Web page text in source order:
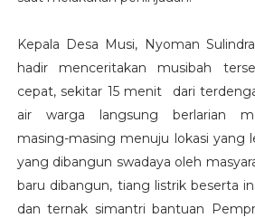
Kepala Desa Musi, Nyoman
hadir menceritakan musibah
cepat, sekitar 15 menit dari
air warga langsung berlarian
masing-masing menuju lokasi yang
yang dibangun swadaya oleh
baru dibangun, tiang listrik beserta
dan ternak simantri bantuan